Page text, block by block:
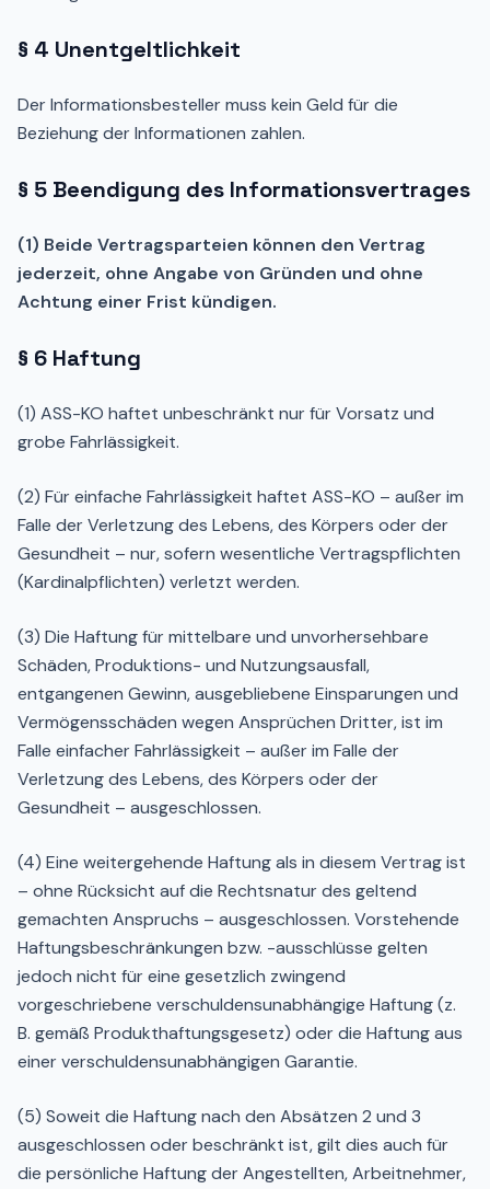
§ 4 Unentgeltlichkeit
Der Informationsbesteller muss kein Geld für die
Beziehung der Informationen zahlen.
§ 5 Beendigung des Informationsvertrages
(1) Beide Vertragsparteien können den Vertrag
jederzeit, ohne Angabe von Gründen und ohne
Achtung einer Frist kündigen.
§ 6 Haftung
(1) ASS-KO haftet unbeschränkt nur für Vorsatz und
grobe Fahrlässigkeit.
(2) Für einfache Fahrlässigkeit haftet ASS-KO – außer im
Falle der Verletzung des Lebens, des Körpers oder der
Gesundheit – nur, sofern wesentliche Vertragspflichten
(Kardinalpflichten) verletzt werden.
(3) Die Haftung für mittelbare und unvorhersehbare
Schäden, Produktions- und Nutzungsausfall,
entgangenen Gewinn, ausgebliebene Einsparungen und
Vermögensschäden wegen Ansprüchen Dritter, ist im
Falle einfacher Fahrlässigkeit – außer im Falle der
Verletzung des Lebens, des Körpers oder der
Gesundheit – ausgeschlossen.
(4) Eine weitergehende Haftung als in diesem Vertrag ist
– ohne Rücksicht auf die Rechtsnatur des geltend
gemachten Anspruchs – ausgeschlossen. Vorstehende
Haftungsbeschränkungen bzw. -ausschlüsse gelten
jedoch nicht für eine gesetzlich zwingend
vorgeschriebene verschuldensunabhängige Haftung (z.
B. gemäß Produkthaftungsgesetz) oder die Haftung aus
einer verschuldensunabhängigen Garantie.
(5) Soweit die Haftung nach den Absätzen 2 und 3
ausgeschlossen oder beschränkt ist, gilt dies auch für
die persönliche Haftung der Angestellten, Arbeitnehmer,